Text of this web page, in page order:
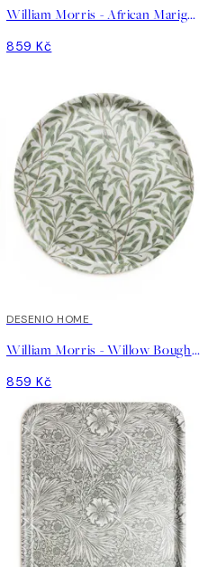
William Morris - African Marigold Round Podnos
859 Kč
DESENIO HOME
William Morris - Willow Bough Round Podnos
859 Kč